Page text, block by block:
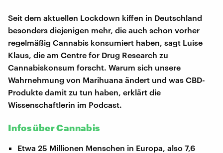
Seit dem aktuellen Lockdown kiffen in Deutschland
besonders diejenigen mehr, die auch schon vorher
regelmäßig Cannabis konsumiert haben, sagt Luise
Klaus, die am Centre for Drug Research zu
Cannabiskonsum forscht. Warum sich unsere
Wahrnehmung von Marihuana ändert und was CBD-
Produkte damit zu tun haben, erklärt die
Wissenschaftlerin im Podcast.
Infos über Cannabis
Etwa 25 Millionen Menschen in Europa, also 7,6